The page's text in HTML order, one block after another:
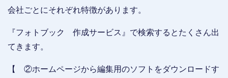
会社ごとにそれぞれ特徴があります。
『フォトブック 作成サービス』で検索するとたくさん出
てきます。
【 ②ホームページから編集用のソフトをダウンロードす